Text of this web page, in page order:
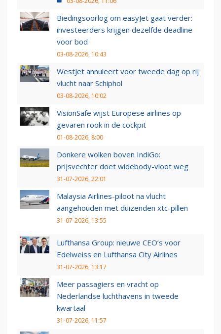
Biedingsoorlog om easyJet gaat verder:
investeerders krijgen dezelfde deadline
voor bod
03-08-2026, 10:43
WestJet annuleert voor tweede dag op rij
vlucht naar Schiphol
03-08-2026, 10:02
VisionSafe wijst Europese airlines op
gevaren rook in de cockpit
01-08-2026, 8:00
Donkere wolken boven IndiGo:
prijsvechter doet widebody-vloot weg
31-07-2026, 22:01
Malaysia Airlines-piloot na vlucht
aangehouden met duizenden xtc-pillen
31-07-2026, 13:55
Lufthansa Group: nieuwe CEO’s voor
Edelweiss en Lufthansa City Airlines
31-07-2026, 13:17
Meer passagiers en vracht op
Nederlandse luchthavens in tweede
kwartaal
31-07-2026, 11:57